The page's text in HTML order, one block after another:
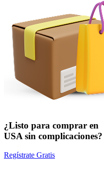
¿Listo para comprar en
USA sin complicaciones?
Regístrate Gratis